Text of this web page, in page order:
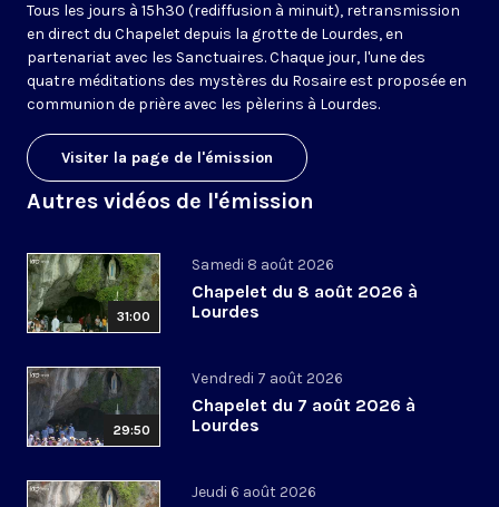
Tous les jours à 15h30 (rediffusion à minuit), retransmission
en direct du Chapelet depuis la grotte de Lourdes, en
partenariat avec les Sanctuaires. Chaque jour, l'une des
quatre méditations des mystères du Rosaire est proposée en
communion de prière avec les pèlerins à Lourdes.
Visiter la page de l'émission
Autres vidéos de l'émission
31:00
Samedi 8 août 2026
Chapelet du 8 août 2026 à
Lourdes
29:50
Vendredi 7 août 2026
Chapelet du 7 août 2026 à
Lourdes
Jeudi 6 août 2026